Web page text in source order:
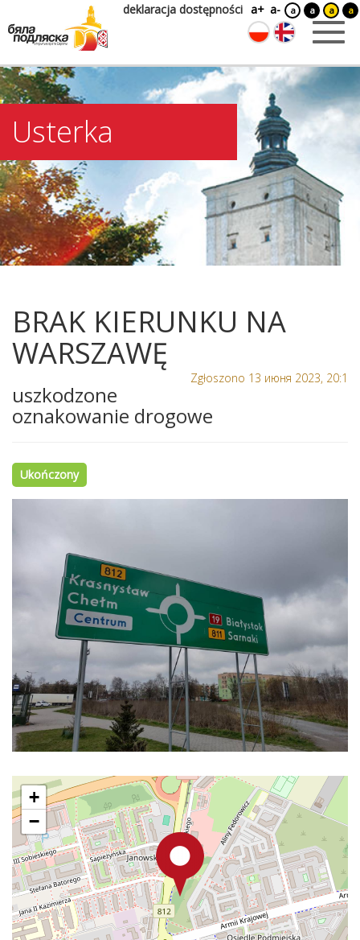
deklaracja dostępności a+ a- a a a a
Usterka
BRAK KIERUNKU NA
WARSZAWĘ
Zgłoszono 13 июня 2023, 20:1
uszkodzone
oznakowanie drogowe
Ukończony
+
−